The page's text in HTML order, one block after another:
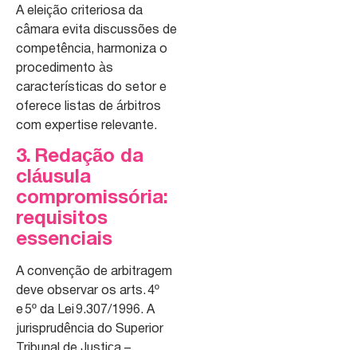
A eleição criteriosa da
câmara evita discussões de
competência, harmoniza o
procedimento às
características do setor e
oferece listas de árbitros
com expertise relevante.
3. Redação da
cláusula
compromissória:
requisitos
essenciais
A convenção de arbitragem
deve observar os arts. 4º
e 5º da Lei 9.307/1996. A
jurisprudência do Superior